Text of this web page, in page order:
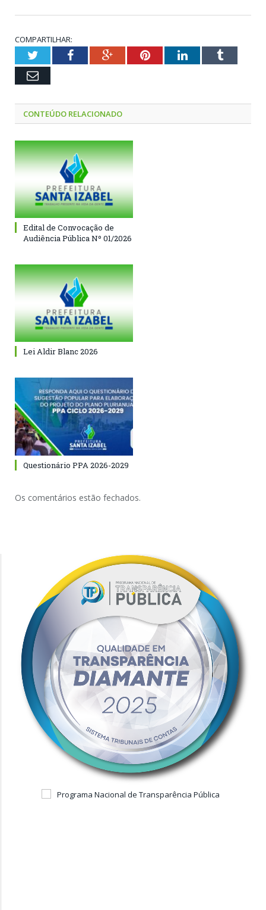
COMPARTILHAR:
TwitterFacebookGoogle+PinterestLinkedInTumblr
Email
CONTEÚDO RELACIONADO
Edital de Convocação de
Audiência Pública Nº 01/2026
Lei Aldir Blanc 2026
Questionário PPA 2026-2029
Os comentários estão fechados.